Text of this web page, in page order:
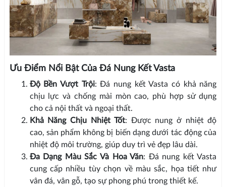
Ưu Điểm Nổi Bật Của Đá Nung Kết Vasta
Độ Bền Vượt Trội: Đá nung kết Vasta có khả năng
chịu lực và chống mài mòn cao, phù hợp sử dụng
cho cả nội thất và ngoại thất.
Khả Năng Chịu Nhiệt Tốt: Được nung ở nhiệt độ
cao, sản phẩm không bị biến dạng dưới tác động của
nhiệt độ môi trường, giúp duy trì vẻ đẹp lâu dài.
Đa Dạng Màu Sắc Và Hoa Văn: Đá nung kết Vasta
cung cấp nhiều tùy chọn về màu sắc, họa tiết như
vân đá, vân gỗ, tạo sự phong phú trong thiết kế.